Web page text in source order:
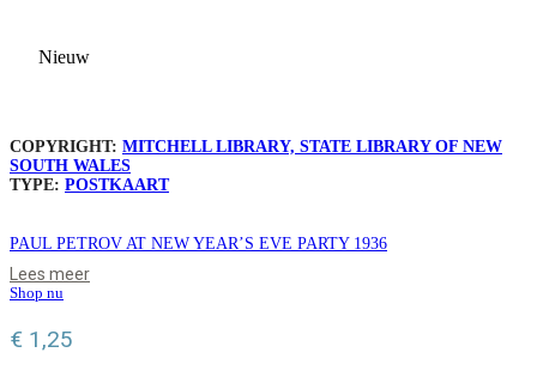
Nieuw
COPYRIGHT: MITCHELL LIBRARY, STATE LIBRARY OF NEW
SOUTH WALES
TYPE: POSTKAART
PAUL PETROV AT NEW YEAR’S EVE PARTY 1936
Lees meer
Shop nu
€ 1,25